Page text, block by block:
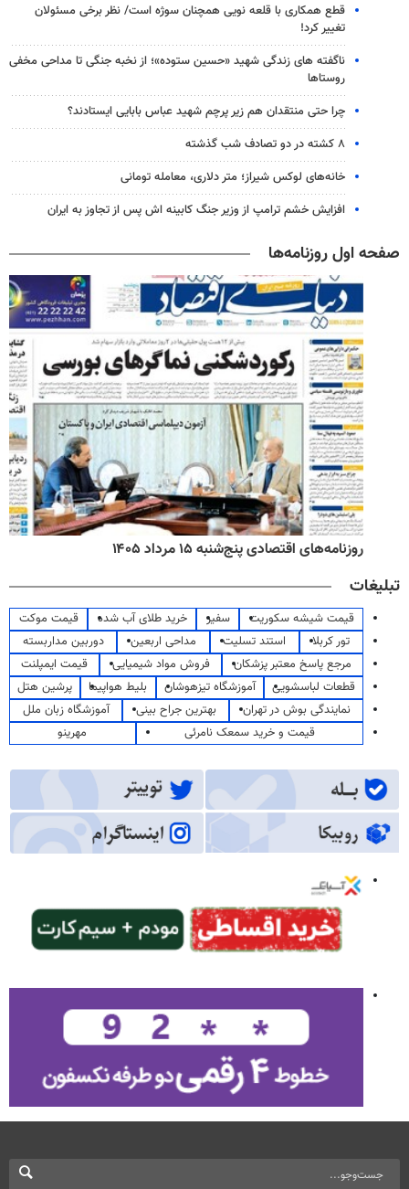
قطع همکاری با قلعه نویی همچنان سوژه است/ نظر برخی مسئولان
تغییر کرد!
ناگفته های زندگی شهید «حسین ستوده»؛ از نخبه جنگی تا مداحی مخفی
روستاها
چرا حتی منتقدان هم زیر پرچم شهید عباس بابایی ایستادند؟
۸ کشته در دو تصادف شب گذشته
خانه‌های لوکس شیراز؛ متر دلاری، معامله تومانی
افزایش خشم ترامپ از وزیر جنگ کابینه اش پس از تجاوز به ایران
صفحه اول روزنامه‌ها
روزنامه‌های اقتصادی پنج‌شنبه ۱۵ مرداد ۱۴۰۵
تبلیغات
قیمت شیشه سکوریت سفیر خرید طلای آب شده
قیمت موکت
تور کربلا
استند تسلیت مداحی اربعین
دوربین مداربسته
مرجع پاسخ معتبر پزشکان
فروش مواد شیمیایی
قیمت ایمپلنت
قطعات لباسشویی
آموزشگاه تیزهوشان بلیط هواپیما
پرشین هتل
نمایندگی بوش در تهران
بهترین جراح بینی
آموزشگاه زبان ملل
قیمت و خرید سمعک نامرئی
مهرینو